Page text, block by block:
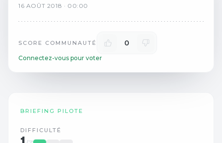
16 AOÛT 2018 · 00:00
SCORE COMMUNAUTÉ 0
Connectez-vous pour voter
BRIEFING PILOTE
DIFFICULTÉ